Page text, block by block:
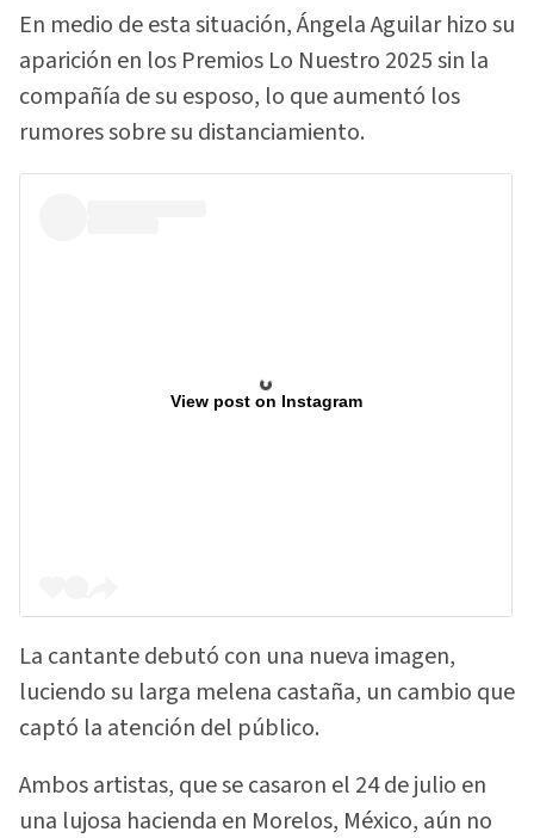
En medio de esta situación, Ángela Aguilar hizo su
aparición en los Premios Lo Nuestro 2025 sin la
compañía de su esposo, lo que aumentó los
rumores sobre su distanciamiento.
View post on Instagram
La cantante debutó con una nueva imagen,
luciendo su larga melena castaña, un cambio que
captó la atención del público.
Ambos artistas, que se casaron el 24 de julio en
una lujosa hacienda en Morelos, México, aún no